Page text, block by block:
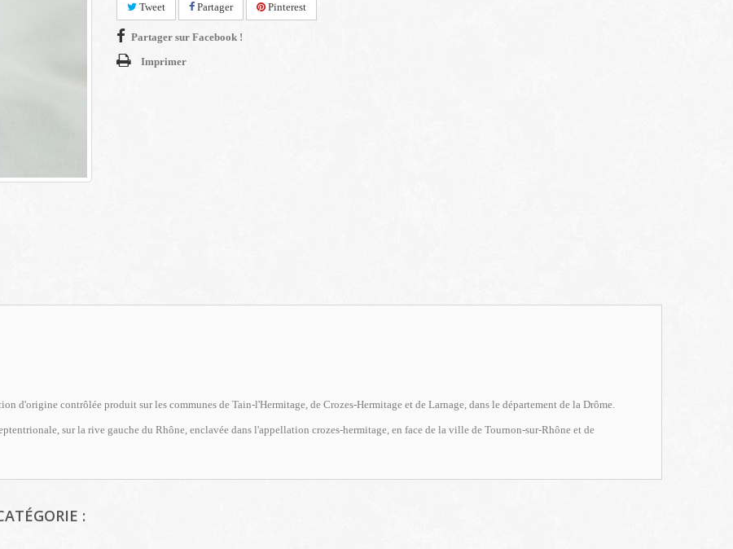
Tweet Partager Pinterest
Partager sur Facebook !
Imprimer
d'origine contrôlée produit sur les communes de Tain-l'Hermitage, de Crozes-Hermitage et de Larnage, dans le département de la Drôme.
sur la rive gauche du Rhône, enclavée dans l'appellation crozes-hermitage, en face de la ville de Tournon-sur-Rhône et de
: